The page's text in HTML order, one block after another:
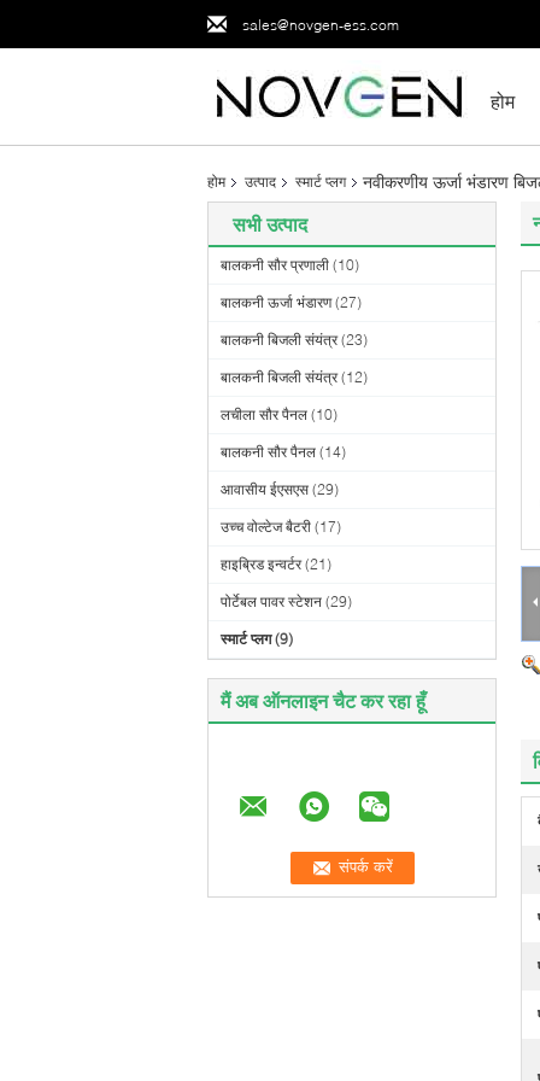
sales@novgen-ess.com
होम
होम उत्पाद स्मार्ट प्लग नवीकरणीय ऊर्जा भंडारण
सभी उत्पाद
बालकनी सौर प्रणाली (10)
बालकनी ऊर्जा भंडारण (27)
बालकनी बिजली संयंत्र (23)
बालकनी बिजली संयंत्र (12)
लचीला सौर पैनल (10)
बालकनी सौर पैनल (14)
आवासीय ईएसएस (29)
उच्च वोल्टेज बैटरी (17)
हाइब्रिड इन्वर्टर (21)
पोर्टेबल पावर स्टेशन (29)
स्मार्ट प्लग (9)
मैं अब ऑनलाइन चैट कर रहा हूँ